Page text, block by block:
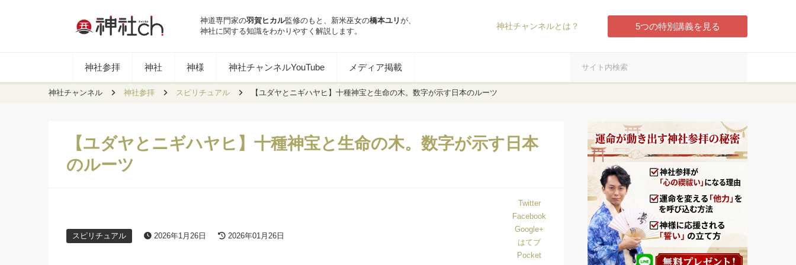
神道専門家の羽賀ヒカル監修のもと、新米巫女の橋本ユリ が、
神社に関する知識をわかりやすく解説します。
神社チャンネルとは？ 5つの特別講義を見る
神社参拝 神社 神様 神社チャンネルYouTube メディア掲載
神社チャンネル 神社参拝 スピリチュアル 【ユダヤとニギハヤヒ】十種神宝と生命の木。数字が示す日本のルーツ
【ユダヤとニギハヤヒ】十種神宝と生命の木。数字が示す日本
のルーツ
スピリチュアル 2026年1月26日 2026年01月26日
Twitter
Facebook
Google+
はてブ
Pocket